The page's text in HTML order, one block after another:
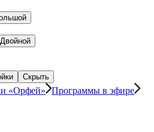
Двойной
Скрыть
«Орфей»
Программы в эфире